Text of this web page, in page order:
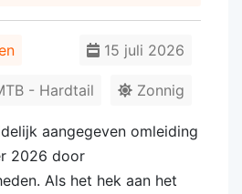
15 juli 2026
Zonnig
- Hardtail
aangegeven omleiding
2026 door
Als het hek aan het